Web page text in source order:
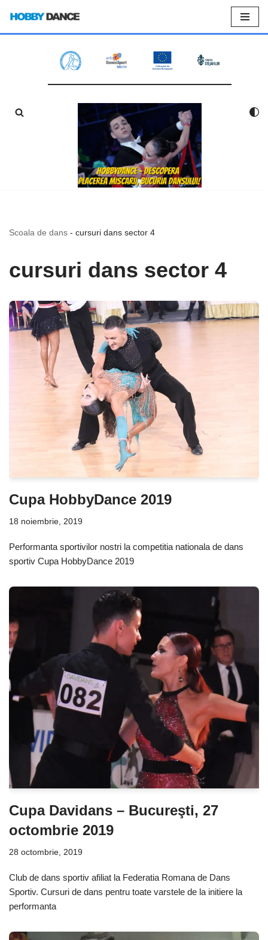
Sari
Scoala de dans - cursuri dans sector 4
cursuri dans sector 4
Cupa HobbyDance 2019
18 noiembrie, 2019
Performanta sportivilor nostri la competitia nationala de dans
sportiv Cupa HobbyDance 2019
Cupa Davidans – Bucureşti, 27
octombrie 2019
28 octombrie, 2019
Club de dans sportiv afiliat la Federatia Romana de Dans
Sportiv. Cursuri de dans pentru toate varstele de la initiere la
performanta